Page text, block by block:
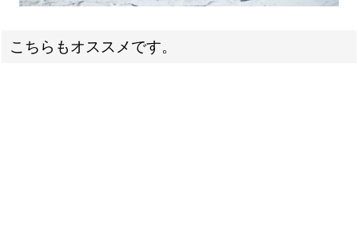
こちらもオススメです。